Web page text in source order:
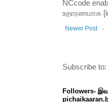
NCcode
உதாரணமாக
Newer Post
Subscribe to:
Followers-